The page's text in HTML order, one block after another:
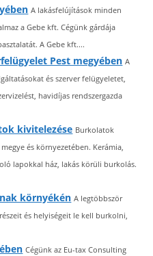
A lakásfelújítások minden
a Gebe kft. Cégünk gárdája
A Gebe kft....
Pest megyében A
és szerver felügyeletet,
havidíjas rendszergazda
kivitelezése Burkolatok
és környezetében. Kerámia,
lapokkal ház, lakás körüli burkolás.
környékén A legtöbbször
és helyiségeit le kell burkolni,
Cégünk az Eu-tax Consulting